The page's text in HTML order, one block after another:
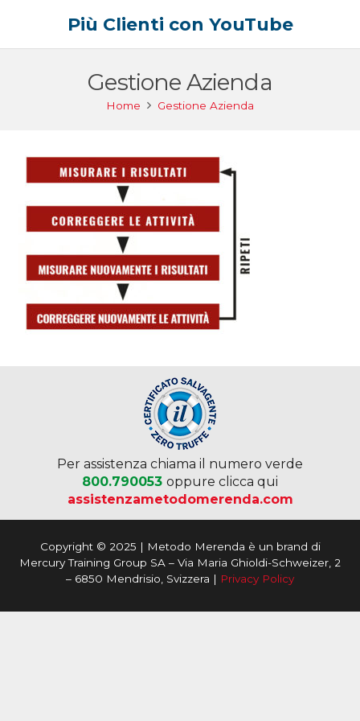
Più Clienti con YouTube
Gestione Azienda
Home Gestione Azienda
Per assistenza chiama il numero verde
800.790053 oppure clicca qui
assistenzametodomerenda.com
Copyright © 2025 | Metodo Merenda è un brand di
Mercury Training Group SA – Via Maria Ghioldi-Schweizer, 2
– 6850 Mendrisio, Svizzera | Privacy Policy